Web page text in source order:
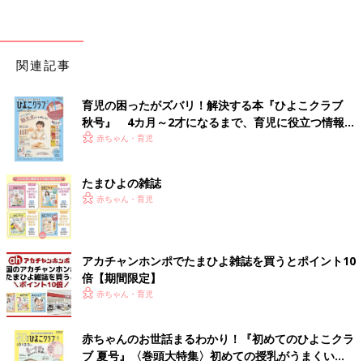
関連記事
育児の困ったがズバリ！解決する本『ひよこクラブ
秋号』 4カ月～2才になるまで、育児に役立つ情報が
いっぱい！
赤ちゃん・育児
たまひよの雑誌
赤ちゃん・育児
アカチャンホンポでたまひよ雑誌を買うとポイント10
倍【期間限定】
赤ちゃん・育児
赤ちゃんのお世話まるわかり！『初めてのひよこクラ
ブ 夏号』〈巻頭大特集〉初めての授乳がうまくい